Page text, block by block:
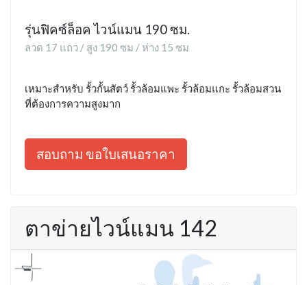
รุ่นฟิคซ์ล็อค ไวน์แมน 190 ซม.
ลวด 17 แถว / สูง 190 ซม / ห่าง 15 ซม
เหมาะสำหรับ รั้วกั้นสัตว์ รั้วล้อมแพะ รั้วล้อมแกะ รั้วล้อมสวน
ที่ต้องการความสูงมาก
สอบถาม ขอใบเสนอราคา
ตาข่ายไวน์แมน 142